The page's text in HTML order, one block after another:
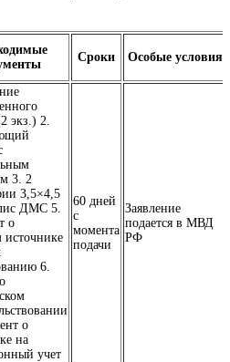
Сроки Особые условия
экз.) 2.
3. 2
3,5×4,5
ДМС 5.
о
источнике
6.
о
на
учет
60 дней
с
момента
подачи
Заявление
подается в МВД
РФ